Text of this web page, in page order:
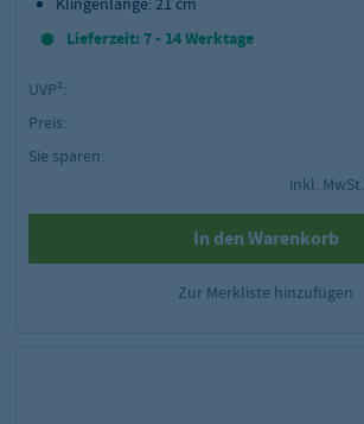
Lieferzeit: 7 - 14 Werktage
UVP²:
Preis:
Sie sparen:
inkl. MwSt.
In den Warenkorb
Zur Merkliste hinzufügen